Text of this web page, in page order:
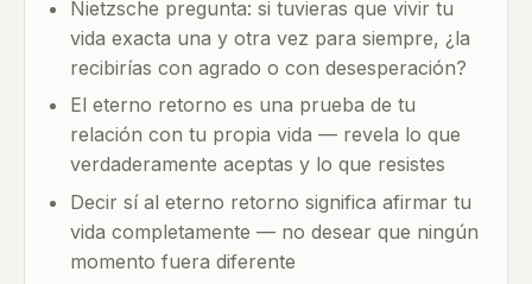
Nietzsche pregunta: si tuvieras que vivir tu
vida exacta una y otra vez para siempre, ¿la
recibirías con agrado o con desesperación?
El eterno retorno es una prueba de tu
relación con tu propia vida — revela lo que
verdaderamente aceptas y lo que resistes
Decir sí al eterno retorno significa afirmar tu
vida completamente — no desear que ningún
momento fuera diferente